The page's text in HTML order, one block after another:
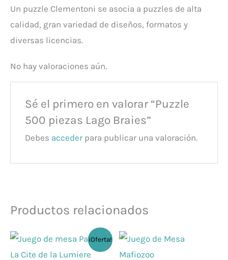
Un puzzle Clementoni se asocia a puzzles de alta
calidad, gran variedad de diseños, formatos y
diversas licencias.
No hay valoraciones aún.
Sé el primero en valorar “Puzzle
500 piezas Lago Braies”
Debes acceder para publicar una valoración.
Productos relacionados
¡Oferta!
El
precio
original
El
precio
actual